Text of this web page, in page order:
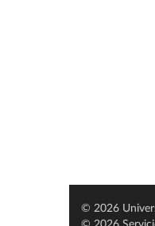
© 2026